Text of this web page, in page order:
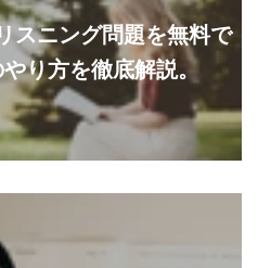
スニング問題を無料で
り方を徹底解説。